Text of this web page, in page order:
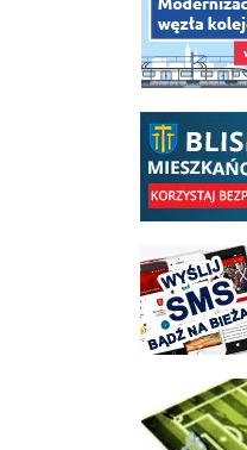
link do opisu
link do strony
link do opisu